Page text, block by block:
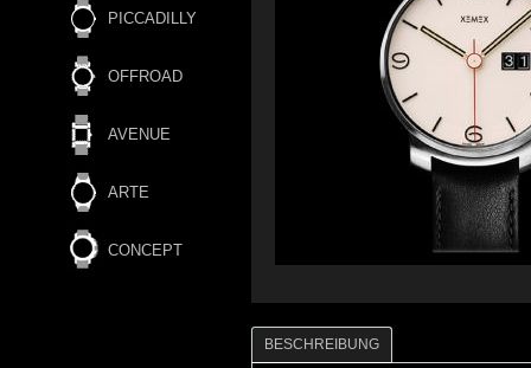
PICCADILLY
OFFROAD
AVENUE
ARTE
CONCEPT
BESCHREIBUNG